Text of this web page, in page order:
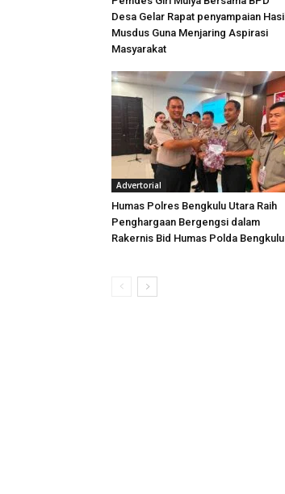
Desa Gelar Rapat penyampaian Hasil
Musdus Guna Menjaring Aspirasi
Masyarakat
Advertorial
Humas Polres Bengkulu Utara Raih
Penghargaan Bergengsi dalam
Rakernis Bid Humas Polda Bengkulu